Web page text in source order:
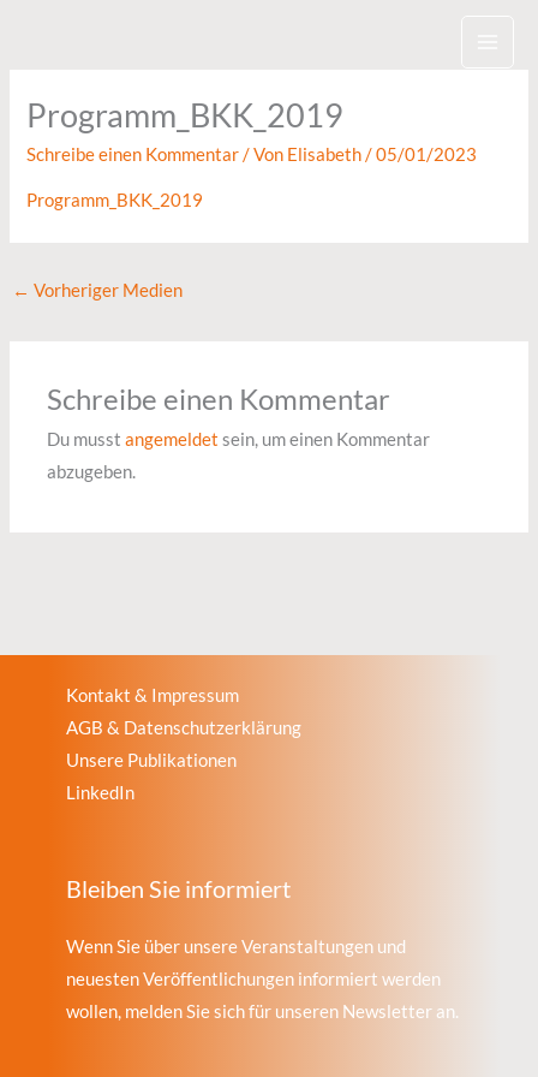
Programm_BKK_2019
Schreibe einen Kommentar / Von Elisabeth/05/01/2023
Programm_BKK_2019
← Vorheriger Medien
Schreibe einen Kommentar
Du musstangemeldet sein, um einen Kommentar
abzugeben.
Kontakt & Impressum
AGB & Datenschutzerklärung
Unsere Publikationen
LinkedIn
Bleiben Sie informiert
Wenn Sie über unsere Veranstaltungen und
neuesten Veröffentlichungen informiert werden
wollen, melden Sie sich für unseren Newsletter an.